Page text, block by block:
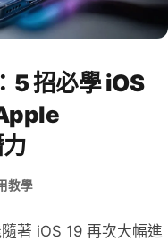
招必學 iOS
教學
著 iOS 19 再次大幅進